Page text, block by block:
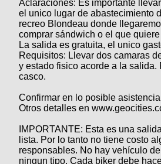
BMX
Ruta,
triatlon
De
todo
Enduro
Ranking
Categorias
COMPRO
CANJE
Mi
ReputaciÃ³n
Mis
Compras
Mis
Ventas
TÃ©cnica
MecÃ¡nica
Robadas
Noticias
Calendario
Salidas
Operadores
de
cicloturismo
Relatos
de
Foro
viajes
Usuarios
Ãšltimos
Buscar
Mis
Amigos
Actividad
Amigos
Aclaraciones: Es importante
el unico lugar de abastecimiento
recreo Blondeau donde
comprar sándwich o el que
La salida es gratuita, el unico
Requisitos: Llevar dos camaras
y estado fisico acorde a la
casco.
Confirmar en lo posible
Otros detalles en
IMPORTANTE: Esta es una
lista. Por lo tanto no tiene costo
responsables. No hay vehículo
ningun tipo. Cada biker debe